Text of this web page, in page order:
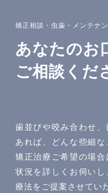
〒142−0051 東京都品
越1F
Googlemaps
サイトマップ
問診票
矯正相談・虫歯・メンテナ
あなたのお
ご相談くだ
歯並びや咬み合わせ
あれば、どんな些細な
矯正治療ご希望の場
状況を詳しくお伺い
療法をご提案させてい